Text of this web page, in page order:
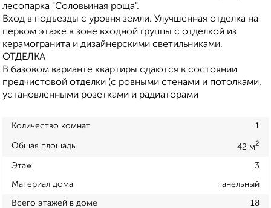
лесопарка "Соловьиная роща".
Вход в подъезды с уровня земли. Улучшенная отделка на
первом этаже в зоне входной группы с отделкой из
керамогранита и дизайнерскими светильниками.
ОТДЕЛКА
В базовом варианте квартиры сдаются в состоянии
предчистовой отделки (с ровными стенами и потолками,
установленными розетками и радиаторами
Количество комнат 1
Общая площадь 42 м2
Этаж 3
Материал дома панельный
Всего этажей в доме 18